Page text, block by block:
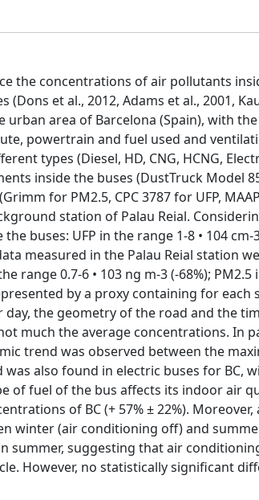
the concentrations of air pollutants
et al., 2012, Adams et al., 2001,
area of ​​Barcelona (Spain), with
powertrain and fuel used and
types (Diesel, HD, CNG, HCNG,
inside the buses (DustTruck Model
for PM2.5, CPC 3787 for UFP,
station of Palau Reial.
buses: UFP in the range 1-8 • 104 cm-
measured in the Palau Reial station
range 0.7-6 • 103 ng m-3 (-68%);
by a proxy containing for
the geometry of the road and the
much the average concentrations. In
trend was observed between the
also found in electric buses for BC,
fuel of the bus affects its indoor air
of BC (+ 57% ± 22%).
winter (air conditioning off) and
summer, suggesting that air
However, no statistically significant